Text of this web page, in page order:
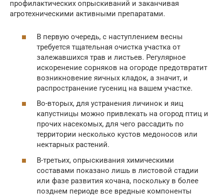
профилактических опрыскиваний и заканчивая
агротехническими активными препаратами.
В первую очередь, с наступлением весны
требуется тщательная очистка участка от
залежавшихся трав и листьев. Регулярное
искоренение сорняков на огороде предотвратит
возникновение яичных кладок, а значит, и
распространение гусениц на вашем участке.
Во-вторых, для устранения личинок и яиц
капустницы можно привлекать на огород птиц и
прочих насекомых, для чего рассадить по
территории несколько кустов медоносов или
нектарных растений.
В-третьих, опрыскивания химическими
составами показано лишь в листовой стадии
или фазе развития кочана, поскольку в более
позднем периоде все вредные компоненты